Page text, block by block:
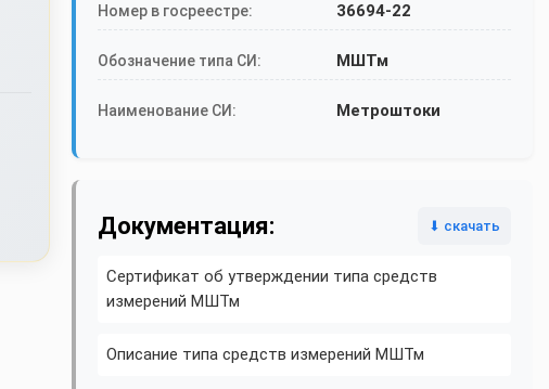
Номер в госреестре: 36694-22
Обозначение типа СИ: МШТм
Наименование СИ: Метроштоки
Документация: ⬇ скачать
Сертификат об утверждении типа средств
измерений МШТм
Описание типа средств измерений МШТм